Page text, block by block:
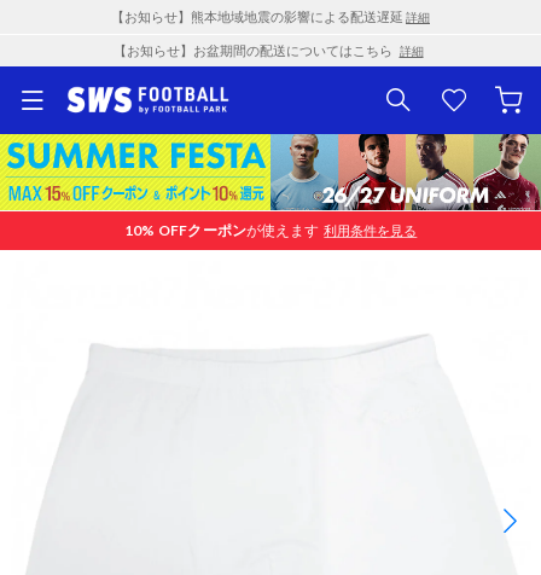
【お知らせ】熊本地域地震の影響による配送遅延 詳細
【お知らせ】お盆期間の配送についてはこちら 詳細
10% OFFクーポンが使えます 利用条件を見る